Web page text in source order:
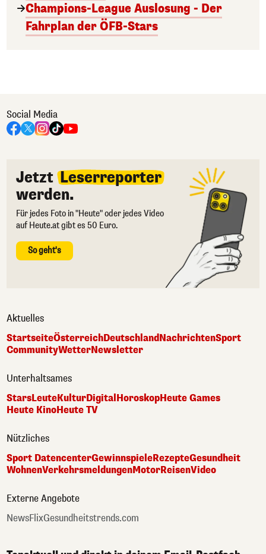
Champions-League Auslosung - Der
Fahrplan der ÖFB-Stars
Social Media
Jetzt Leserreporter
werden.
Für jedes Foto in "Heute" oder jedes Video
auf Heute.at gibt es 50 Euro.
So geht's
Aktuelles
StartseiteÖsterreichDeutschlandNachrichtenSport
CommunityWetterNewsletter
Unterhaltsames
StarsLeuteKulturDigital HoroskopHeute Games
Heute KinoHeute TV
Nützliches
Sport DatencenterGewinnspieleRezepteGesundheit
WohnenVerkehrsmeldungenMotorReisenVideo
Externe Angebote
NewsFlixGesundheitstrends.com